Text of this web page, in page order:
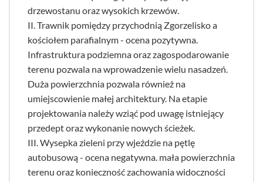
drzewostanu oraz wysokich krzewów.
II. Trawnik pomiędzy przychodnią Zgorzelisko a
kościołem parafialnym - ocena pozytywna.
Infrastruktura podziemna oraz zagospodarowanie
terenu pozwala na wprowadzenie wielu nasadzeń.
Duża powierzchnia pozwala również na
umiejscowienie małej architektury. Na etapie
projektowania należy wziąć pod uwagę istniejący
przedept oraz wykonanie nowych ścieżek.
III. Wysepka zieleni przy wjeździe na pętlę
autobusową - ocena negatywna. mała powierzchnia
terenu oraz konieczność zachowania widoczności